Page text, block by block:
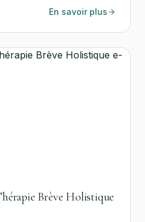
En savoir plus
Brève Holistique